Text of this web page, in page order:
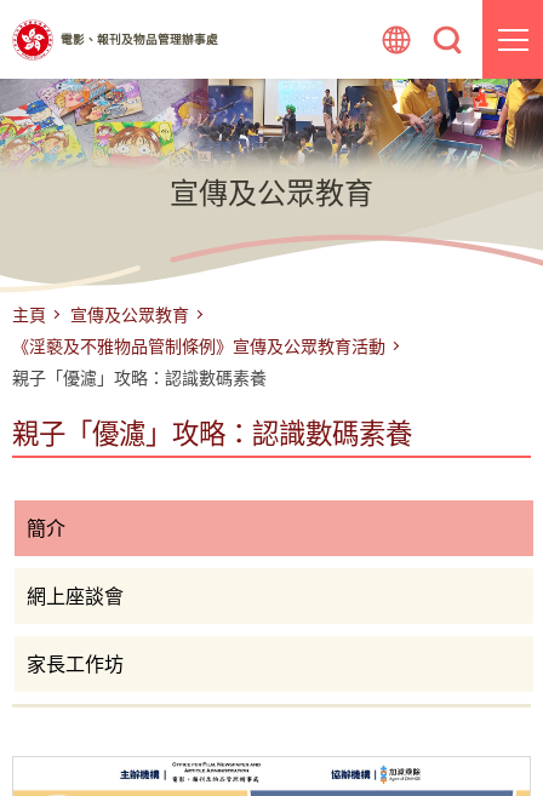
至
內
容
電影、報刊及物品管理辦事處
宣傳及公眾教育
主頁
宣傳及公眾教育
《淫褻及不雅物品管制條例》宣傳及公眾教育活動
親子「優濾」攻略：認識數碼素養
親子「優濾」攻略：認識數碼素養
簡介
網上座談會
家長工作坊